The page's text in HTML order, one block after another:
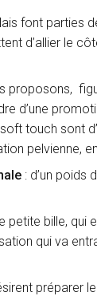
font parties
d’allier le
proposons,
d’une
touch sont
pelvienne,
: d’un poids
petite bille, qui
qui va
préparer